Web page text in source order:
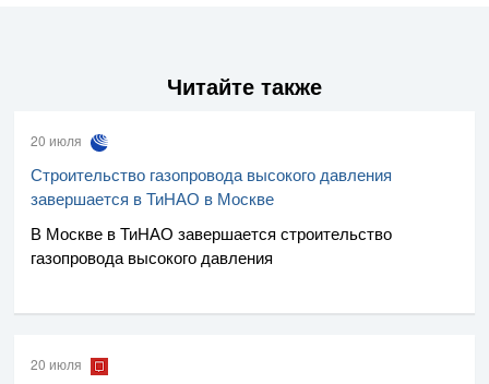
Читайте также
20 июля
Строительство газопровода высокого давления
завершается в ТиНАО в Москве
В Москве в ТиНАО завершается строительство
газопровода высокого давления
20 июля